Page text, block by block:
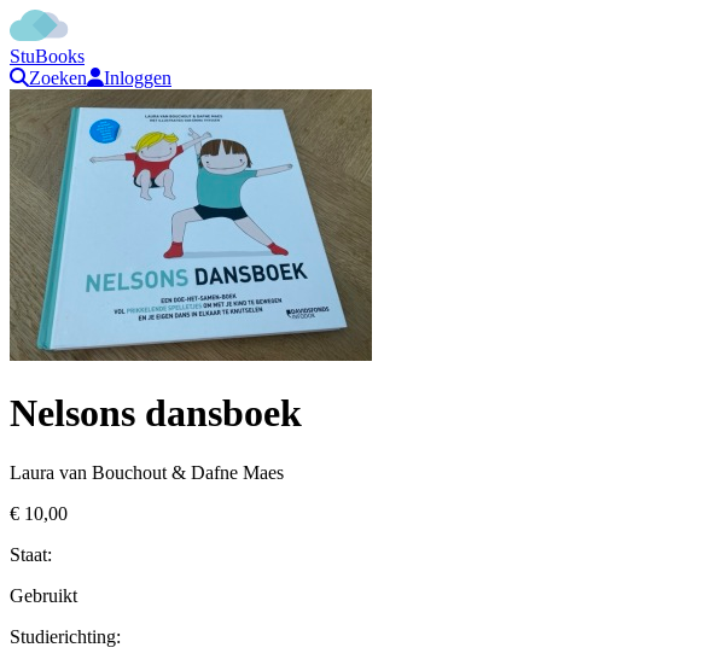
StuBooks
Zoeken
Inloggen
Nelsons dansboek
Laura van Bouchout & Dafne Maes
€ 10,00
Staat:
Gebruikt
Studierichting: